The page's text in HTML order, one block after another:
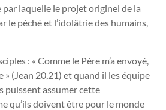
laquelle le projet originel de la
le péché et l’idolâtrie des humains,
: « Comme le Père m’a envoyé,
» (Jean 20,21) et quand il les équipe
puissent assumer cette
qu’ils doivent être pour le monde